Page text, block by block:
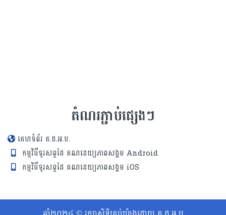
តំណរភ្ជាប់ផ្សេងៗ
គេហទំព័រ គ.ជ.អ.ប.
កម្មវិធីទូរសព្ទដៃ គណនេយ្យភាពសង្គម Android
កម្មវិធីទូរសព្ទដៃ គណនេយ្យភាពសង្គម iOS